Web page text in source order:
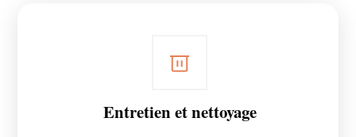
Entretien et nettoyage